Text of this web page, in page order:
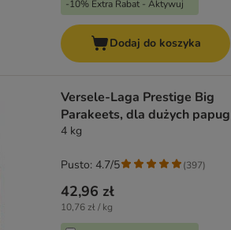
-10% Extra Rabat - Aktywuj
Dodaj do koszyka
Versele-Laga Prestige Big
Parakeets, dla dużych papug
4 kg
42,96 zł
10,76 zł / kg
Pusto: 4.7/5 (397)